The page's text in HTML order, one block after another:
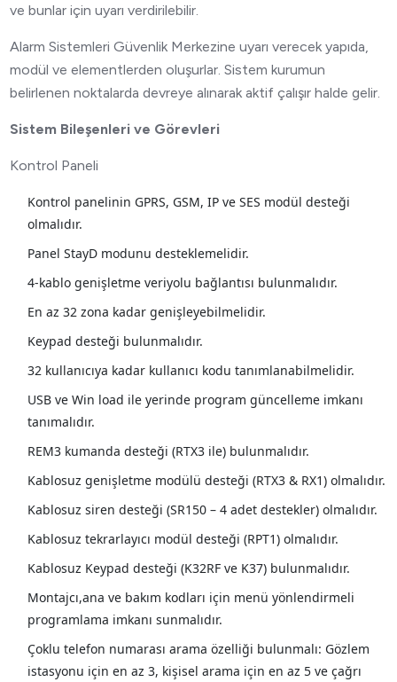
ve bunlar için uyarı verdirilebilir.
Alarm Sistemleri Güvenlik Merkezine uyarı verecek yapıda,
modül ve elementlerden oluşurlar. Sistem kurumun
belirlenen noktalarda devreye alınarak aktif çalışır halde gelir.
Sistem Bileşenleri ve Görevleri
Kontrol Paneli
Kontrol panelinin GPRS, GSM, IP ve SES modül desteği
olmalıdır.
Panel StayD modunu desteklemelidir.
4-kablo genişletme veriyolu bağlantısı bulunmalıdır.
En az 32 zona kadar genişleyebilmelidir.
Keypad desteği bulunmalıdır.
32 kullanıcıya kadar kullanıcı kodu tanımlanabilmelidir.
USB ve Win load ile yerinde program güncelleme imkanı
tanımalıdır.
REM3 kumanda desteği (RTX3 ile) bulunmalıdır.
Kablosuz genişletme modülü desteği (RTX3 & RX1) olmalıdır.
Kablosuz siren desteği (SR150 – 4 adet destekler) olmalıdır.
Kablosuz tekrarlayıcı modül desteği (RPT1) olmalıdır.
Kablosuz Keypad desteği (K32RF ve K37) bulunmalıdır.
Montajcı,ana ve bakım kodları için menü yönlendirmeli
programlama imkanı sunmalıdır.
Çoklu telefon numarası arama özelliği bulunmalı: Gözlem
istasyonu için en az 3, kişisel arama için en az 5 ve çağrı